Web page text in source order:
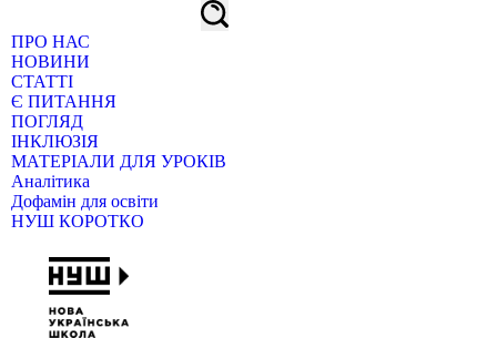
ПРО НАС
НОВИНИ
СТАТТІ
Є ПИТАННЯ
ПОГЛЯД
ІНКЛЮЗІЯ
МАТЕРІАЛИ ДЛЯ УРОКІВ
Аналітика
Дофамін для освіти
НУШ КОРОТКО